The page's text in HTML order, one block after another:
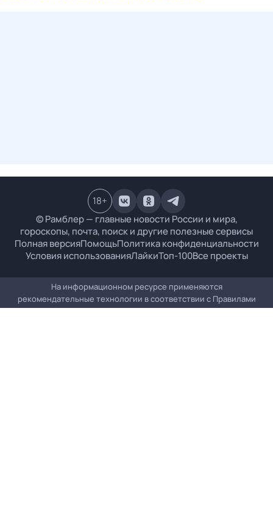
© Рамблер — главные новости России и мира,
гороскопы, почта, поиск и другие полезные сервисы
Полная версияПомощьПолитика конфиденциальности
Условия использованияЛайкиТоп-100Все проекты
18+
На информационном ресурсе применяются
рекомендательные технологии в соответствии с Правилами